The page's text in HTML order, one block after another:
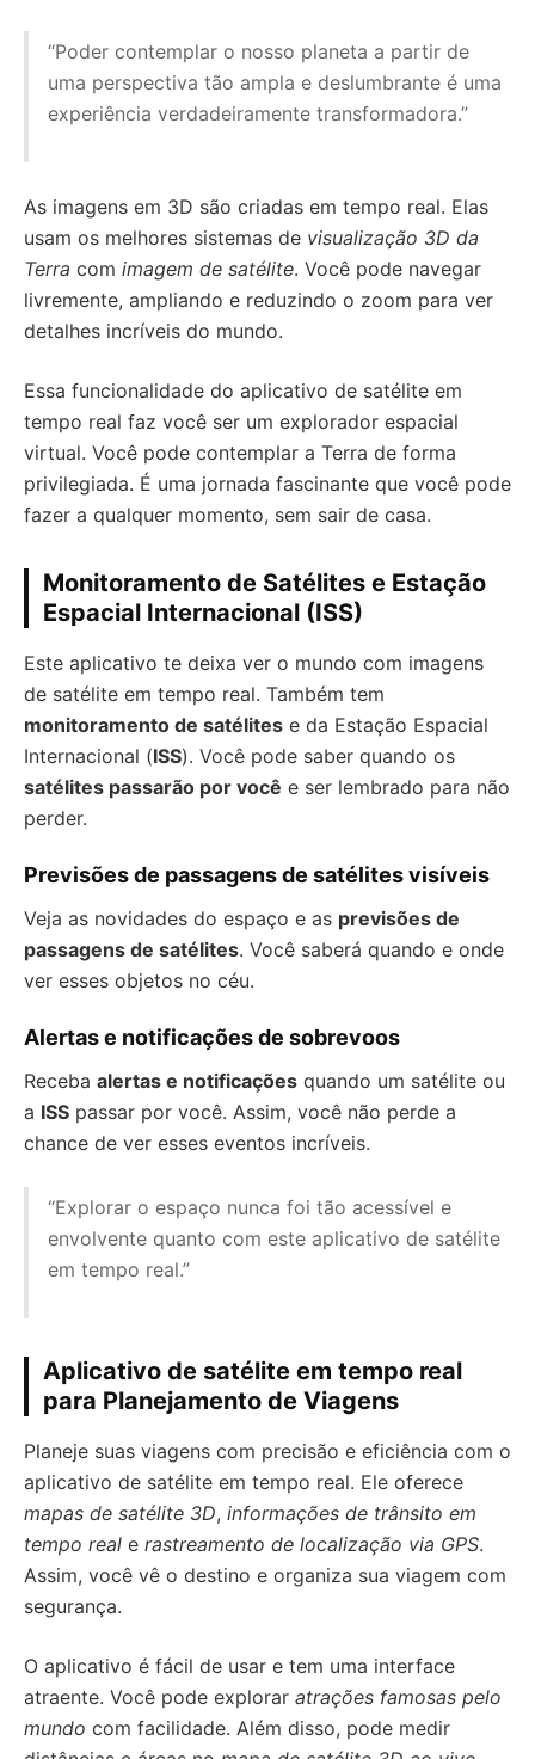
“Poder contemplar o nosso planeta a partir de
uma perspectiva tão ampla e deslumbrante é uma
experiência verdadeiramente transformadora.”
As imagens em 3D são criadas em tempo real. Elas
usam os melhores sistemas de visualização 3D da
Terra com imagem de satélite. Você pode navegar
livremente, ampliando e reduzindo o zoom para ver
detalhes incríveis do mundo.
Essa funcionalidade do aplicativo de satélite em
tempo real faz você ser um explorador espacial
virtual. Você pode contemplar a Terra de forma
privilegiada. É uma jornada fascinante que você pode
fazer a qualquer momento, sem sair de casa.
Monitoramento de Satélites e Estação
Espacial Internacional (ISS)
Este aplicativo te deixa ver o mundo com imagens
de satélite em tempo real. Também tem
monitoramento de satélites e da Estação Espacial
Internacional (ISS). Você pode saber quando os
satélites passarão por você e ser lembrado para não
perder.
Previsões de passagens de satélites visíveis
Veja as novidades do espaço e as previsões de
passagens de satélites. Você saberá quando e onde
ver esses objetos no céu.
Alertas e notificações de sobrevoos
Receba alertas e notificações quando um satélite ou
a ISS passar por você. Assim, você não perde a
chance de ver esses eventos incríveis.
“Explorar o espaço nunca foi tão acessível e
envolvente quanto com este aplicativo de satélite
em tempo real.”
Aplicativo de satélite em tempo real
para Planejamento de Viagens
Planeje suas viagens com precisão e eficiência com o
aplicativo de satélite em tempo real. Ele oferece
mapas de satélite 3D, informações de trânsito em
tempo real e rastreamento de localização via GPS.
Assim, você vê o destino e organiza sua viagem com
segurança.
O aplicativo é fácil de usar e tem uma interface
atraente. Você pode explorar atrações famosas pelo
mundo com facilidade. Além disso, pode medir